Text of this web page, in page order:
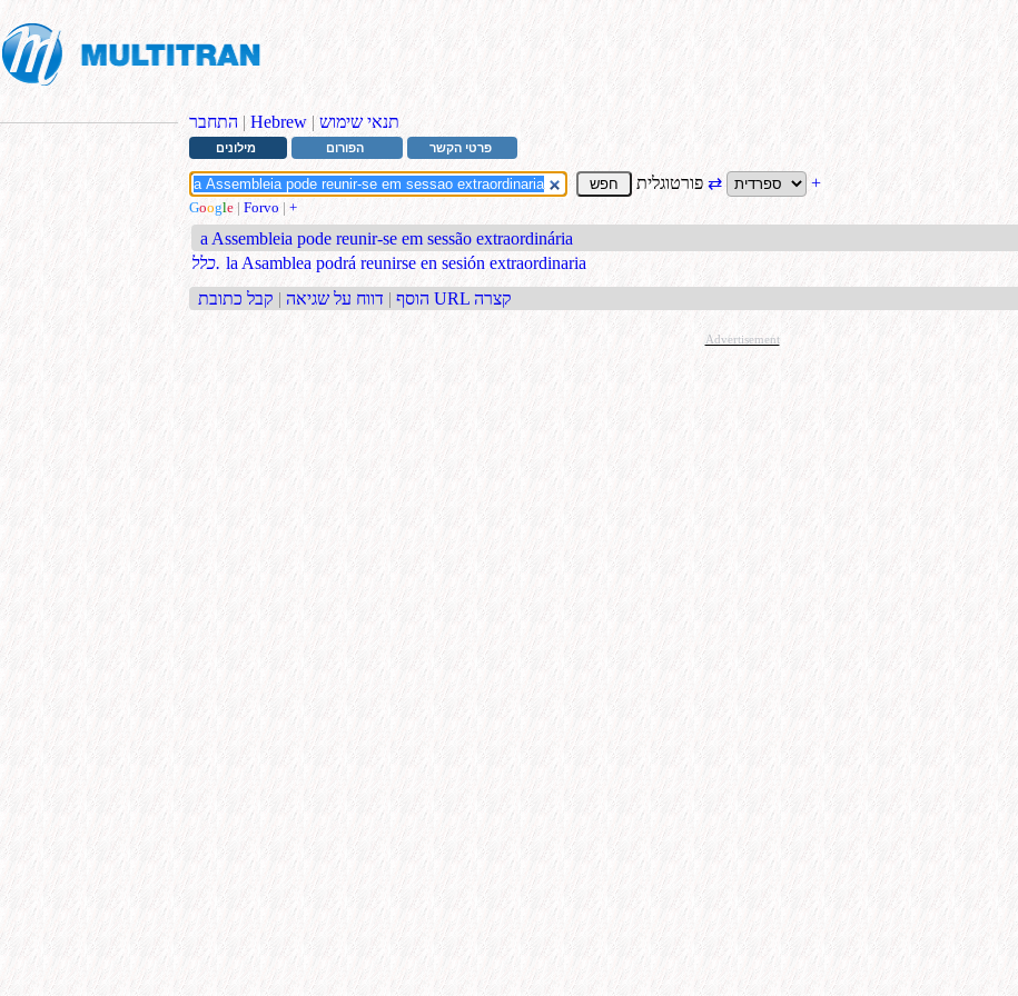
התחבר | Hebrew | תנאי שימוש
מילונים הפורום פרטי הקשר
פורטוגלית⇄ +
Google | Forvo | +
a Assembleia pode reunir-se em sessão extraordinária
כלל. la Asamblea podrá reunirse en sesión extraordinaria
הוסף | דווח על שגיאה | קבל כתובת URL קצרה
Advertisement